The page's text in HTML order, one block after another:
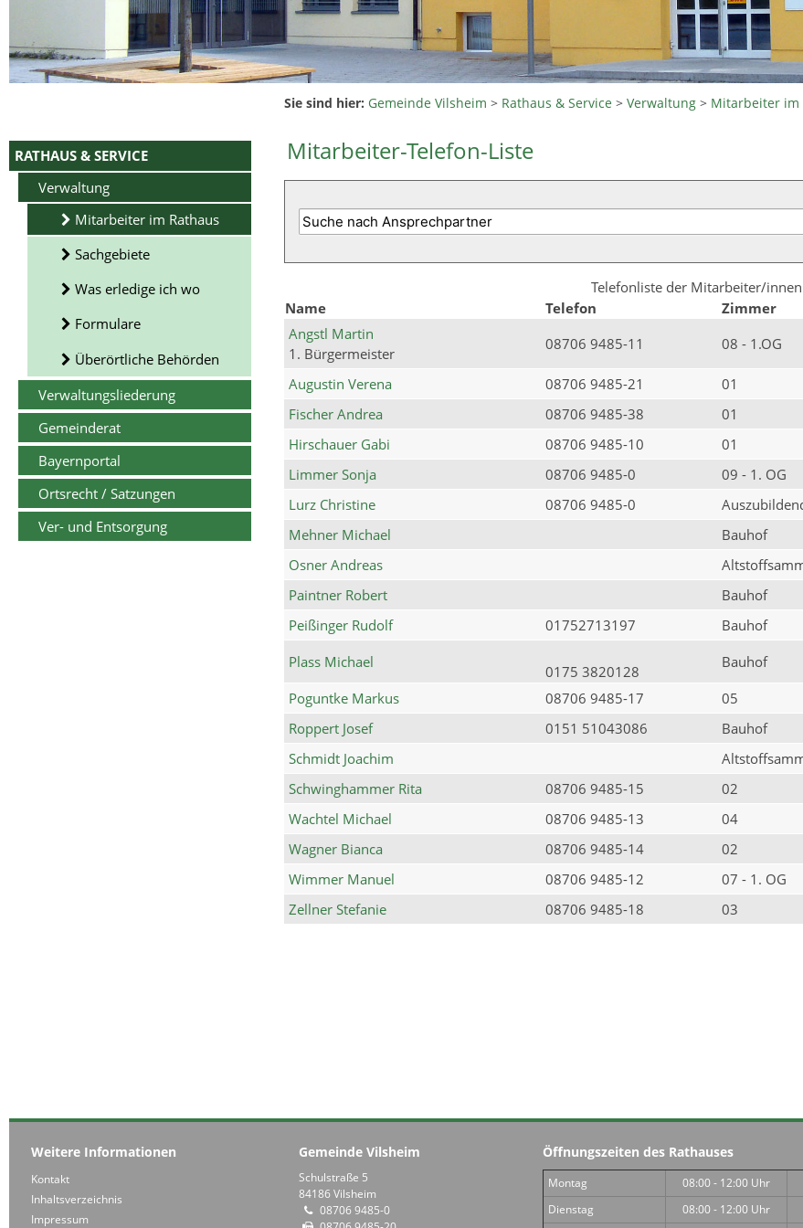
RATHAUS & SERVICE
Verwaltung
Mitarbeiter im Rathaus
Sachgebiete
Was erledige ich wo
Formulare
Überörtliche Behörden
Verwaltungsliederung
Gemeinderat
Bayernportal
Ortsrecht / Satzungen
Ver- und Entsorgung
Sie sind hier: Gemeinde Vilsheim > Rathaus & Service >Verwaltung > Mitarbeiter im
Mitarbeiter-Telefon-Liste
Telefonliste der Mitarbeiter/
Name
Telefon Zimmer
Angstl Martin
1. Bürgermeister
08706 9485-11 08 - 1.OG
Augustin Verena 08706 9485-21 01
Fischer Andrea
08706 9485-38 01
Hirschauer Gabi
08706 9485-10 01
Limmer Sonja
08706 9485-0 09 - 1. OG
Lurz Christine
08706 9485-0
Mehner Michael
Bauhof
Osner Andreas
Paintner Robert
Bauhof
Peißinger Rudolf
01752713197
Bauhof
Plass Michael
0175 3820128
Bauhof
Poguntke Markus
08706 9485-17 05
Roppert Josef
0151 51043086
Bauhof
Schmidt Joachim
Schwinghammer Rita
08706 9485-15 02
Wachtel Michael
08706 9485-13 04
Wagner Bianca
08706 9485-14 02
Wimmer Manuel
08706 9485-12 07 - 1. OG
Zellner Stefanie
08706 9485-18 03
Weitere Informationen
Kontakt
Inhaltsverzeichnis
Impressum
Gemeinde Vilsheim
Schulstraße 5
84186 Vilsheim
08706 9485-0
Öffnungszeiten des Rathauses
Montag 08:00 - 12:00 Uhr
Dienstag
08:00 - 12:00 Uhr